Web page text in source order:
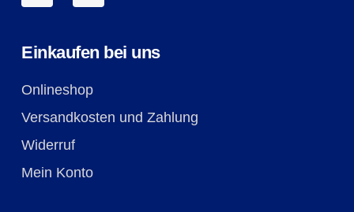
Einkaufen bei uns
Onlineshop
Versandkosten und Zahlung
Widerruf
Mein Konto